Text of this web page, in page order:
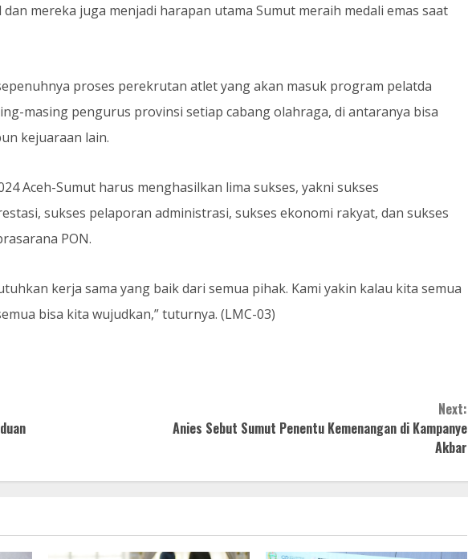
mereka juga menjadi harapan utama Sumut meraih medali emas saat
proses perekrutan atlet yang akan masuk program pelatda
masing pengurus provinsi setiap cabang olahraga, di antaranya bisa
kejuaraan lain.
Aceh-Sumut harus menghasilkan lima sukses, yakni sukses
sukses pelaporan administrasi, sukses ekonomi rakyat, dan sukses
PON.
kerja sama yang baik dari semua pihak. Kami yakin kalau kita semua
bisa kita wujudkan,” tuturnya. (LMC-03)
Next:
Anies Sebut Sumut Penentu Kemenangan di Kampanye
Akbar